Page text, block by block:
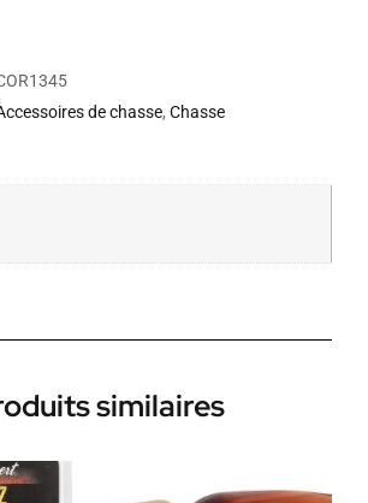
de chasse, Chasse
similaires